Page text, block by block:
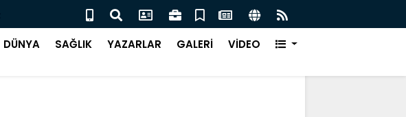
Midilli'de Türk Müziği Rüzgarı Esecek.
DÜNYA SAĞLIK YAZARLAR GALERİ VİDEO